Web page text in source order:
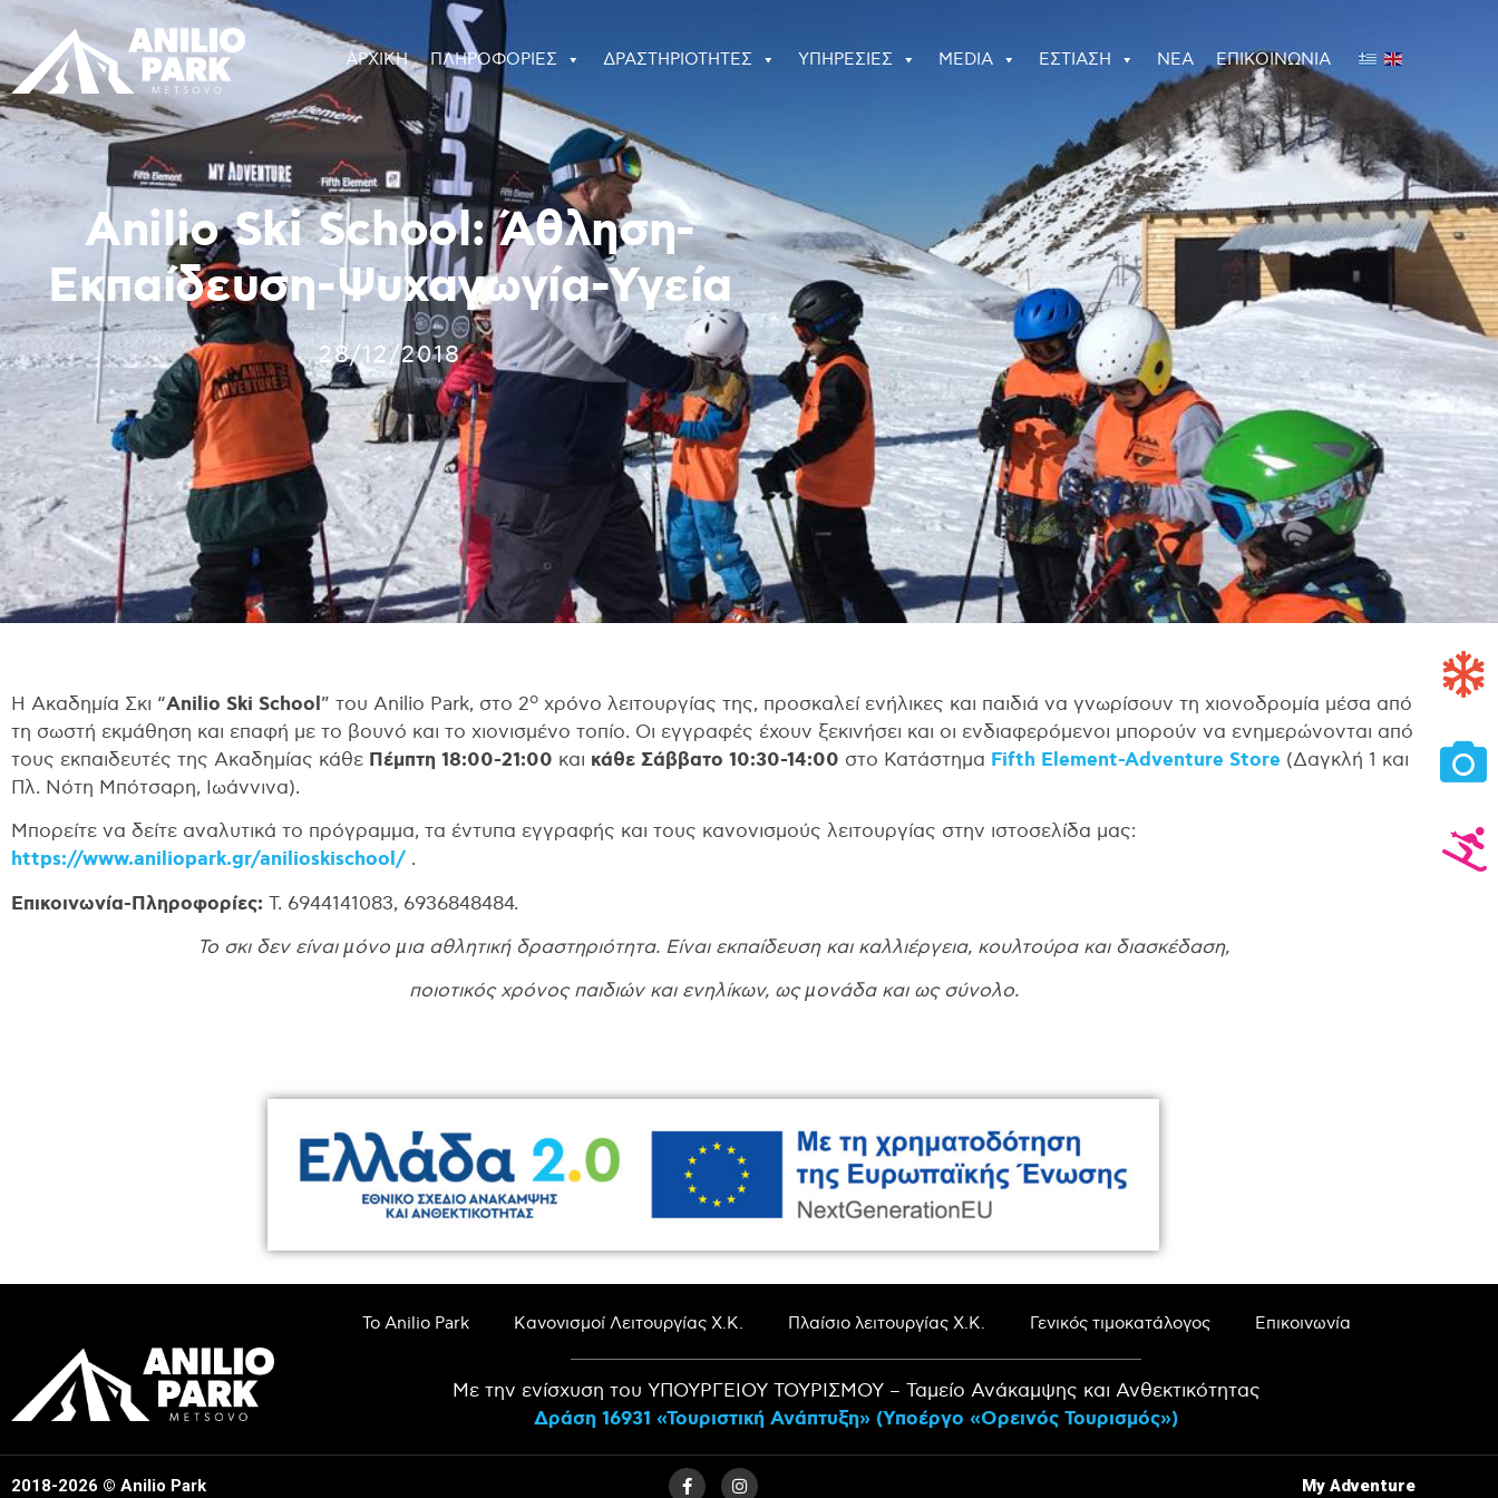
ΑΡΧΙΚΗ ΠΛΗΡΟΦΟΡΙΕΣ ΔΡΑΣΤΗΡΙΟΤΗΤΕΣ ΥΠΗΡΕΣΙΕΣ MEDIA ΕΣΤΙΑΣΗ ΝΕΑ ΕΠΙΚΟΙΝΩΝΙΑ
Anilio Ski School: Άθληση-
Εκπαίδευση-Ψυχαγωγία-Υγεία
28/12/2018
Η Ακαδημία Σκι “Anilio Ski School ” του Anilio Park, στο 2ο χρόνο λειτουργίας της, προσκαλεί ενήλικες και παιδιά να γνωρίσουν τη χιονοδρομία μέσα από
τη σωστή εκμάθηση και επαφή με το βουνό και το χιονισμένο τοπίο. Οι εγγραφές έχουν ξεκινήσει και οι ενδιαφερόμενοι μπορούν να ενημερώνονται από
τους εκπαιδευτές της Ακαδημίας κάθε Πέμπτη 18:00-21:00 και κάθε Σάββατο 10:30-14:00 στο Κατάστημα Fifth Element-Adventure Store (Δαγκλή 1 και
Πλ. Νότη Μπότσαρη, Ιωάννινα).
Μπορείτε να δείτε αναλυτικά το πρόγραμμα, τα έντυπα εγγραφής και τους κανονισμούς λειτουργίας στην ιστοσελίδα μας:
https://www.aniliopark.gr/anilioskischool/ .
Επικοινωνία-Πληροφορίες: Τ. 6944141083, 6936848484.
Το σκι δεν είναι µόνο µια αθλητική δραστηριότητα. Είναι εκπαίδευση και καλλιέργεια, κουλτούρα και διασκέδαση,
ποιοτικός χρόνος παιδιών και ενηλίκων, ως µονάδα και ως σύνολο.
Το Anilio Park Κανονισμοί Λειτουργίας Χ.Κ. Πλαίσιο λειτουργίας Χ.Κ. Γενικός τιμοκατάλογος Επικοινωνία
Με την ενίσχυση του ΥΠΟΥΡΓΕΙΟΥ ΤΟΥΡΙΣΜΟΥ – Ταμείο Ανάκαμψης και Ανθεκτικότητας
Δράση 16931 «Τουριστική Ανάπτυξη» (Υποέργο «Ορεινός Τουρισμός»)
2018-2026 © Anilio Park My Adventure